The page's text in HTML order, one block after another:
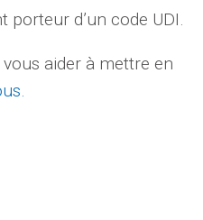
porteur d’un code UDI.
aider à mettre en